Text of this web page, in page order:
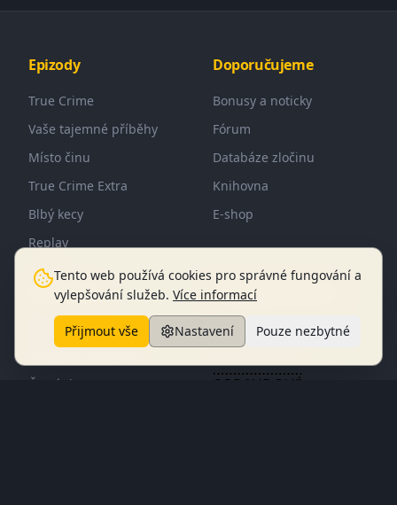
Epizody
True Crime
Vaše tajemné příběhy
Místo činu
True Crime Extra
Blbý kecy
Replay
Doporučujeme
Bonusy a noticky
Fórum
Databáze zločinu
Knihovna
E-shop
Informace
Členství
Časté dotazy
Opravdové zločiny
Lucie Bechynková
Bára Krčmová
Tento web používá cookies pro správné fungování a
vylepšování služeb. Více informací
Přijmout vše Nastavení Pouze nezbytné